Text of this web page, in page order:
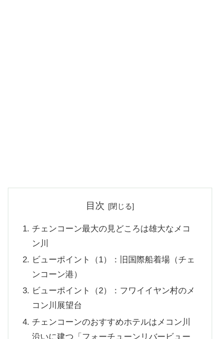
目次
チェンコーン最大の見どころは雄大なメコ
ン川
ビューポイント（1）：旧国際船着場（チェ
ンコーン港）
ビューポイント（2）：フワイイヤン村のメ
コン川展望台
チェンコーンのおすすめホテルはメコン川
沿いに建つ「フォーチューンリバービュー